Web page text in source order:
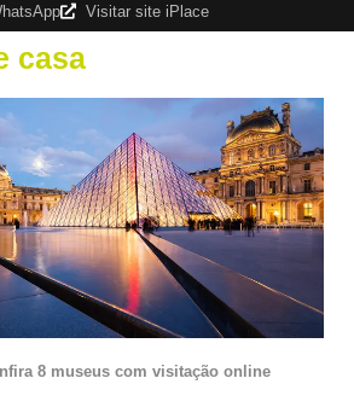
Visitar site iPlace
casa
8 museus com visitação online